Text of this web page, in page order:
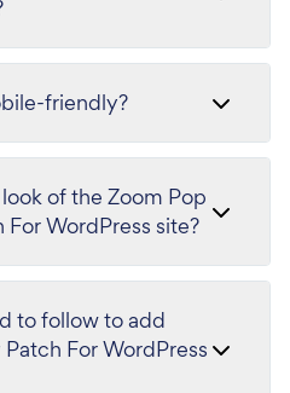
friendly?
of the Zoom Pop
WordPress site?
to follow to add
For WordPress